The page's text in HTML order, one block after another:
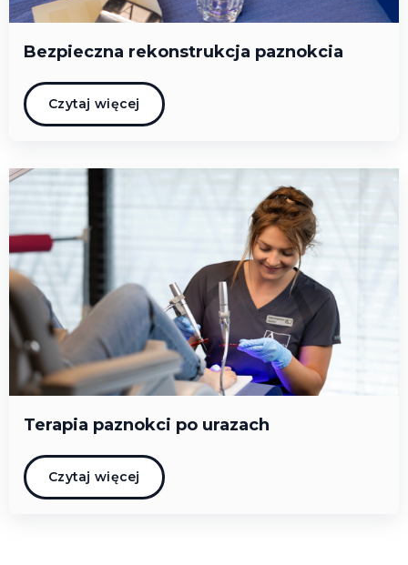
Bezpieczna rekonstrukcja paznokcia
Czytaj więcej
Terapia paznokci po urazach
Czytaj więcej